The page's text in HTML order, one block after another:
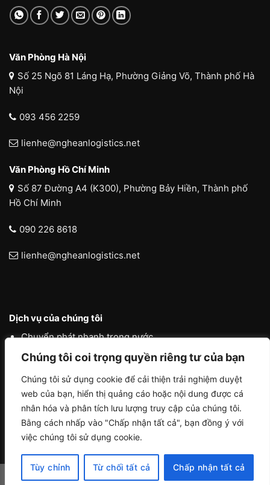
Chúng tôi coi trọng quyền riêng tư của bạn
Chúng tôi sử dụng cookie để cải thiện trải nghiệm duyệt
web của bạn, hiển thị quảng cáo hoặc nội dung được cá
nhân hóa và phân tích lưu lượng truy cập của chúng tôi.
Bằng cách nhấp vào "Chấp nhận tất cả", bạn đồng ý với
việc chúng tôi sử dụng cookie.
Tùy chỉnh Từ chối tất cả Chấp nhận tất cả
Văn Phòng Hà Nội
Số 25 Ngõ 81 Láng Hạ, Phường Giảng Võ, Thành phố Hà
Nội
093 456 2259
lienhe@ngheanlogistics.net
Văn Phòng Hồ Chí Minh
Số 87 Đường A4 (K300), Phường Bảy Hiền, Thành phố
Hồ Chí Minh
090 226 8618
lienhe@ngheanlogistics.net
Dịch vụ của chúng tôi
Chuyển phát nhanh trong nước
Chuyển phát nhanh quốc tế
Liên vận quốc tế
Logistics vận tải nội địa
Copyright 2026 ©NGHE AN LOGISTICS by ACHAU MEDIA